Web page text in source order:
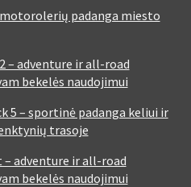
padanga miesto
– adventure ir all-road
bekelės naudojimui
5 – sportinė padanga keliui ir
trasoje
adventure ir all-road
bekelės naudojimui